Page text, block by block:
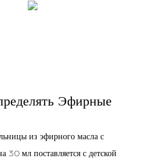
Эфирные
из эфирного масла с
30 мл поставляется с детской